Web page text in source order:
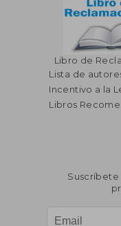
15%
dcto.Libro de
Lista de
Incentivo a la
Libros
Suscríbete